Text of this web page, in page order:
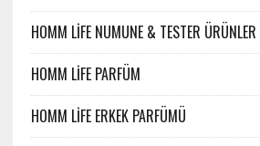
HOMM LİFE NUMUNE & TESTER ÜRÜNLER
HOMM LİFE PARFÜM
HOMM LİFE ERKEK PARFÜMÜ